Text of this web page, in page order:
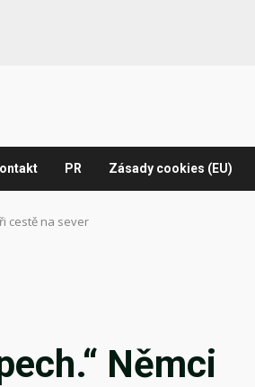
PR Zásady cookies (EU)
cestě na sever
Němci